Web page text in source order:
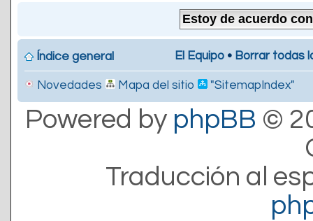
Índice general El Equipo • Borrar todas
Novedades Mapa del sitio "SitemapIndex"
Powered by phpBB ©
Traducción al